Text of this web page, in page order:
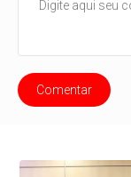
Comentar